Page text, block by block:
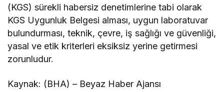
(KGS) sürekli habersiz denetimlerine tabi olarak
KGS Uygunluk Belgesi alması, uygun laboratuvar
bulundurması, teknik, çevre, iş sağlığı ve güvenliği,
yasal ve etik kriterleri eksiksiz yerine getirmesi
zorunludur.
Kaynak: (BHA) – Beyaz Haber Ajansı